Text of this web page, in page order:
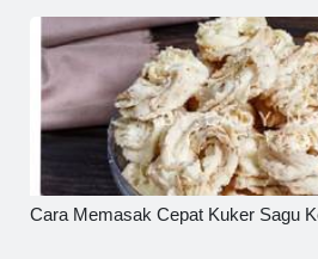
Cara Memasak Cepat Kuker Sagu